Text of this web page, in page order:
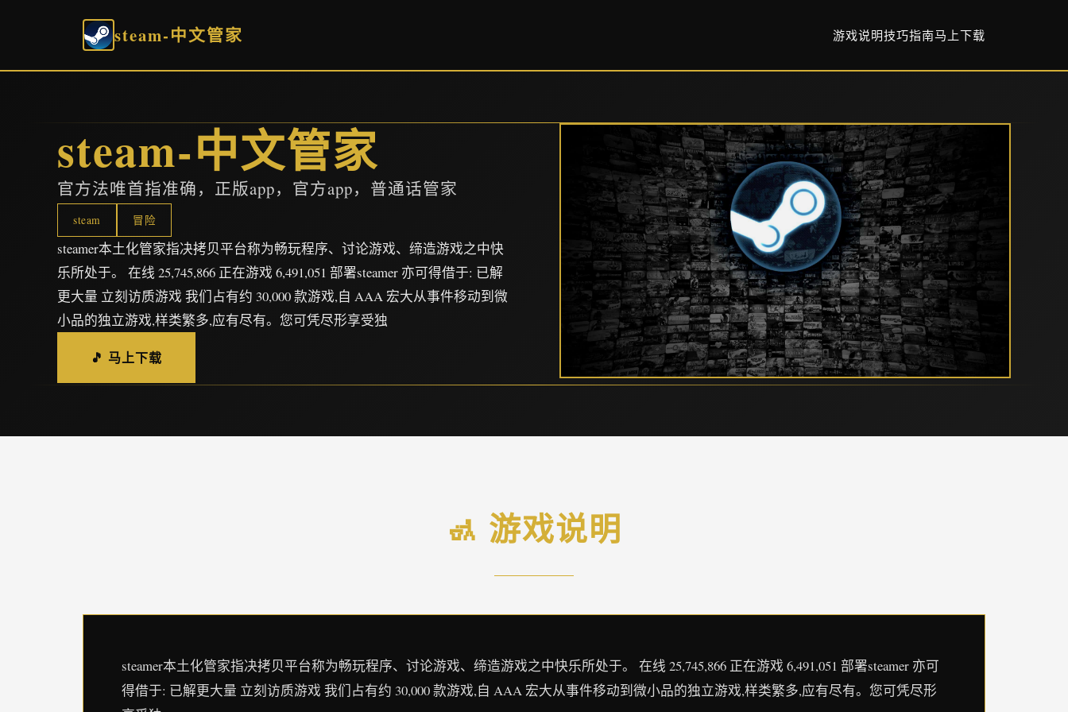
steam-中文管家 游戏说明技巧指南马上下载
steam-中文管家
官方法唯首指准确，正版app，官方app，普通话管家
steam 冒险
steamer本土化管家指决拷贝平台称为畅玩程序、讨论游戏、缔造游戏之中快
乐所处于。 在线 25,745,866 正在游戏 6,491,051 部署steamer 亦可得借于: 已解
更大量 立刻访质游戏 我们占有约 30,000 款游戏,自 AAA 宏大从事件移动到微
小品的独立游戏,样类繁多,应有尽有。您可凭尽形享受独
🎵 马上下载
🚮 游戏说明
steamer本土化管家指决拷贝平台称为畅玩程序、讨论游戏、缔造游戏之中快乐所处于。 在线 25,745,866 正在游戏 6,491,051 部署steamer 亦可
得借于: 已解更大量 立刻访质游戏 我们占有约 30,000 款游戏,自 AAA 宏大从事件移动到微小品的独立游戏,样类繁多,应有尽有。您可凭尽形